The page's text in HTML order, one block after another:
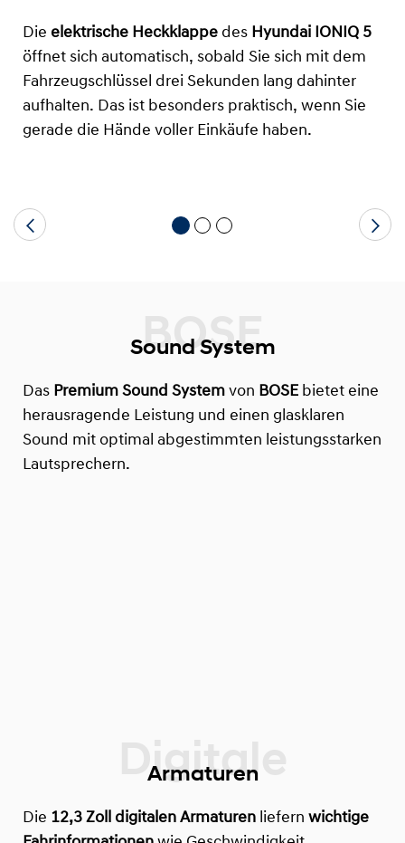
Die elektrische Heckklappe des Hyundai IONIQ 5
öffnet sich automatisch, sobald Sie sich mit dem
Fahrzeugschlüssel drei Sekunden lang dahinter
aufhalten. Das ist besonders praktisch, wenn Sie
gerade die Hände voller Einkäufe haben.
Sound System
Das Premium Sound System von BOSE bietet eine
herausragende Leistung und einen glasklaren
Sound mit optimal abgestimmten leistungsstarken
Lautsprechern.
Armaturen
Die 12,3 Zoll digitalen Armaturen liefern wichtige